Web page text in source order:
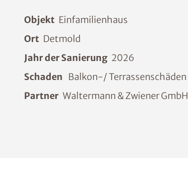
Objekt Einfamilienhaus
Ort Detmold
Jahr der Sanierung 2026
Schaden Balkon-/ Terrassenschäden
Partner Waltermann & Zwiener GmbH